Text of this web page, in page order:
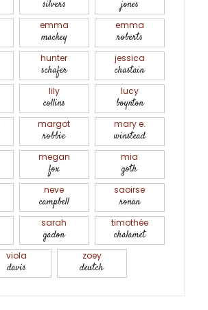
silvers jones
emma
mackey
emma
roberts
hunter
schafer
jessica
chastain
lily
collins
lucy
boynton
margot
robbie
mary e.
winstead
megan
fox
mia
goth
neve
campbell
saoirse
ronan
sarah
gadon
timothée
chalamet
viola
davis
zoey
deutch